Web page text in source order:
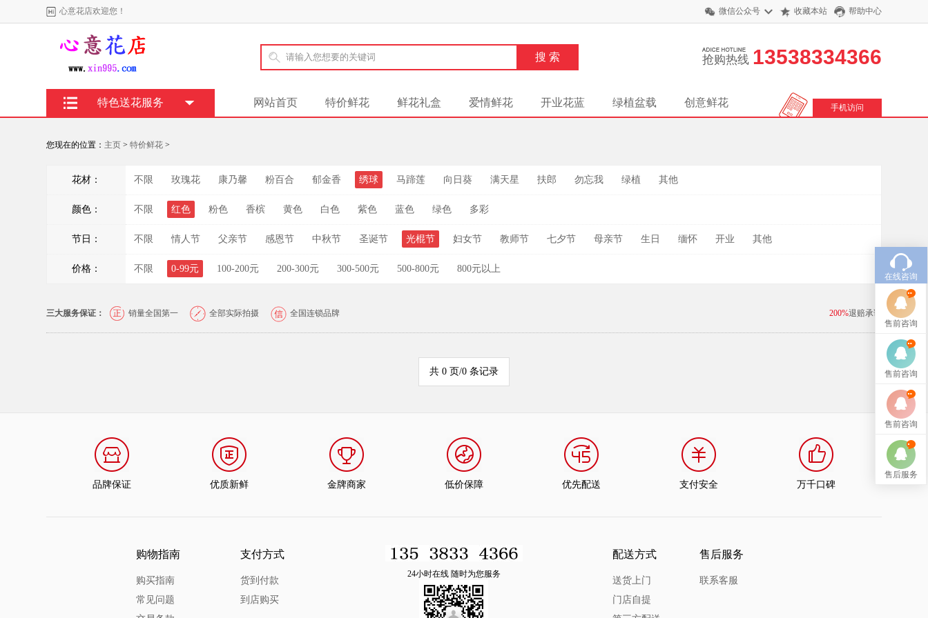
心意花店欢迎您！ 微信公众号 收藏本站 帮助中心
抢购热线 13538334366
网站首页 特价鲜花 鲜花礼盒 爱情鲜花 开业花蓝 绿植盆载 创意鲜花 手机访问
特色送花服务
您现在的位置： 主页 > 特价鲜花 >
花材： 不限 玫瑰花 康乃馨 粉百合 郁金香 绣球 马蹄莲 向日葵 满天星 扶郎 勿忘我 绿植 其他
颜色： 不限 红色 粉色 香槟 黄色 白色 紫色 蓝色 绿色 多彩
节日： 不限 情人节 父亲节 感恩节 中秋节 圣诞节 光棍节 妇女节 教师节 七夕节 母亲节 生日 缅怀 开业 其他
价格： 不限 0-99元 100-200元 200-300元 300-500元 500-800元 800元以上
三大服务保证： 销量全国第一 全部实际拍摄 全国连锁品牌 200%退赔承诺
共 0 页/0 条记录
品牌保证 优质新鲜 金牌商家 低价保障 优先配送 支付安全 万千口碑
购物指南
购买指南
常见问题
支付方式
货到付款
到店购买
24小时在线 随时为您服务
配送方式
送货上门
门店自提
售后服务
联系客服
在线咨询
售前咨询
售前咨询
售前咨询
售后服务